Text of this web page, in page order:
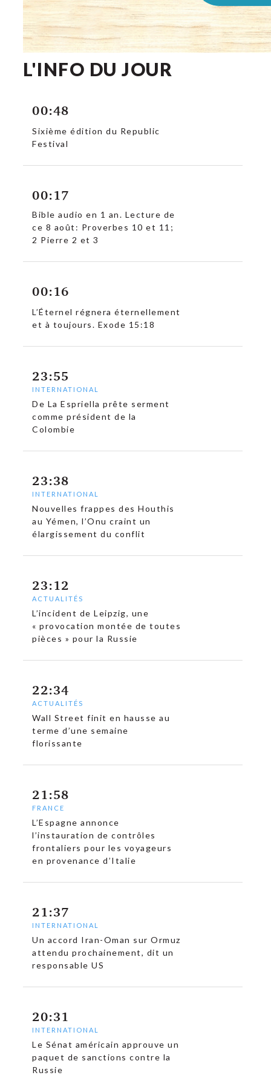
L'INFO DU JOUR
00:48
Sixième édition du Republic
Festival
00:17
Bible audio en 1 an. Lecture de
ce 8 août: Proverbes 10 et 11;
2 Pierre 2 et 3
00:16
L’Éternel régnera éternellement
et à toujours. Exode 15:18
23:55
INTERNATIONAL
De La Espriella prête serment
comme président de la
Colombie
23:38
INTERNATIONAL
Nouvelles frappes des Houthis
au Yémen, l’Onu craint un
élargissement du conflit
23:12
ACTUALITÉS
L’incident de Leipzig, une
« provocation montée de toutes
pièces » pour la Russie
22:34
ACTUALITÉS
Wall Street finit en hausse au
terme d’une semaine
florissante
21:58
FRANCE
L’Espagne annonce
l’instauration de contrôles
frontaliers pour les voyageurs
en provenance d’Italie
21:37
INTERNATIONAL
Un accord Iran-Oman sur Ormuz
attendu prochainement, dit un
responsable US
20:31
INTERNATIONAL
Le Sénat américain approuve un
paquet de sanctions contre la
Russie